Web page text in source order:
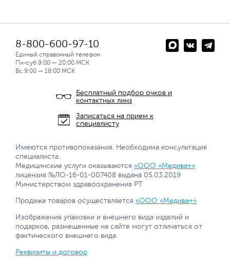
8-800-600-97-10
Единый справочный телефон
Пн-суб 9:00 — 20:00 МСК
Вс.9:00 — 18:00 МСК
Бесплатный подбор очков и
контактных линз
Записаться на прием к
специалисту
Имеются противопоказания. Необходима консультация
специалиста.
Медицинские услуги оказываются «ООО «Медива+»
лицензия №ЛО-16-01-007408 выдана 05.03.2019
Министерством здравоохранения РТ
Продажа товаров осуществляется «ООО «Медива+»
Изображения упаковки и внешнего вида изделий и
подарков, размещенные на сайте могут отличаться от
фактического внешнего вида.
Реквизиты и договор